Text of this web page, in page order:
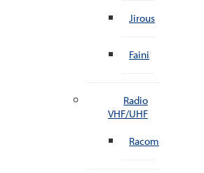
Jirous
Faini
Radio
VHF/UHF
Racom